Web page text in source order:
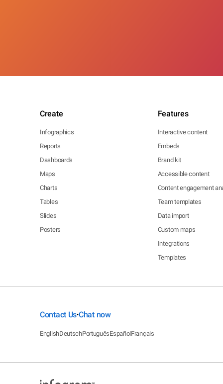
Create
Infographics
Reports
Dashboards
Maps
Charts
Tables
Slides
Posters
Features
Interactive content
Embeds
Brand kit
Accessible content
Content engagement
Team templates
Data import
Custom maps
Integrations
Templates
Contact Us•Chat now
EnglishDeutschPortuguêsEspañolFrançais